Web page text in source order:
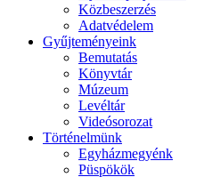
Közbeszerzés
Adatvédelem
Gyűjteményeink
Bemutatás
Könyvtár
Múzeum
Levéltár
Videósorozat
Történelmünk
Egyházmegyénk
Püspökök